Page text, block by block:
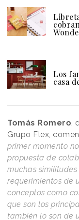
Los
casa
Tomás Romero
Grupo Flex,
primer momento
propuesta de
muchas
requerimientos de
conceptos como
que son los
también lo son de